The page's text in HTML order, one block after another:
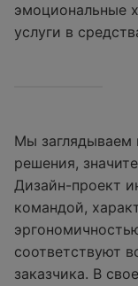
эмоциональные
услуги в
Мы
решения,
Дизайн-проект
командой,
соответствуют
заказчика. В